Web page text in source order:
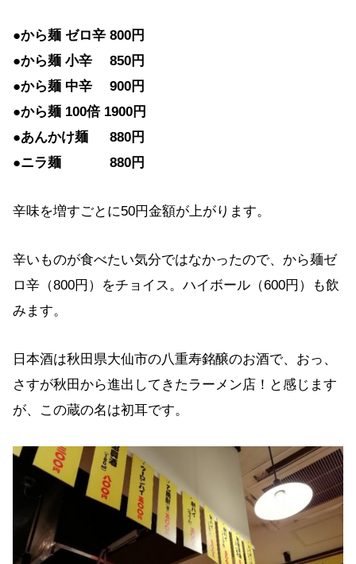
●から麺 ゼロ辛 800円
●から麺 小辛 850円
●から麺 中辛 900円
●から麺 100倍 1900円
●あんかけ麺 880円
●ニラ麺 880円
辛味を増すごとに50円金額が上がります。
辛いものが食べたい気分ではなかったので、から麺ゼ
ロ辛（800円）をチョイス。ハイボール（600円）も飲
みます。
日本酒は秋田県大仙市の八重寿銘醸のお酒で、おっ、
さすが秋田から進出してきたラーメン店！と感じます
が、この蔵の名は初耳です。